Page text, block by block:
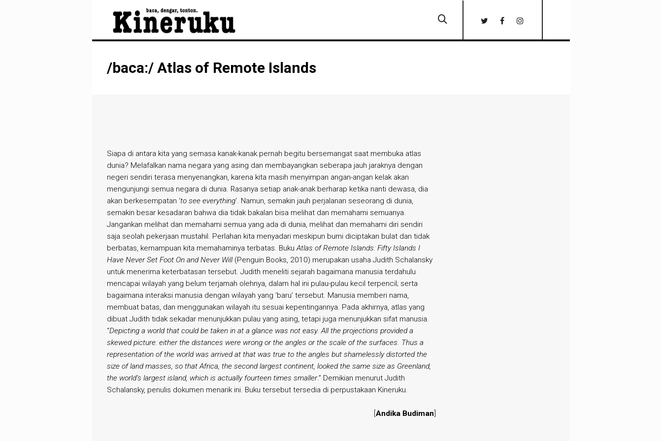
/baca:/ Atlas of Remote Islands
Siapa di antara kita yang semasa kanak-kanak pernah begitu bersemangat saat membuka atlas
dunia? Melafalkan nama negara yang asing dan membayangkan seberapa jauh jaraknya dengan
negeri sendiri terasa menyenangkan, karena kita masih menyimpan angan-angan kelak akan
mengunjungi semua negara di dunia. Rasanya setiap anak-anak berharap ketika nanti dewasa, dia
akan berkesempatan ‘to see everything‘. Namun, semakin jauh perjalanan seseorang di dunia,
semakin besar kesadaran bahwa dia tidak bakalan bisa melihat dan memahami semuanya.
Jangankan melihat dan memahami semua yang ada di dunia, melihat dan memahami diri sendiri
saja seolah pekerjaan mustahil. Perlahan kita menyadari meskipun bumi diciptakan bulat dan tidak
berbatas, kemampuan kita memahaminya terbatas. BukuAtlas of Remote Islands: Fifty Islands I
Have Never Set Foot On and Never Will(Penguin Books, 2010) merupakan usaha Judith Schalansky
untuk menerima keterbatasan tersebut. Judith meneliti sejarah bagaimana manusia terdahulu
mencapai wilayah yang belum terjamah olehnya, dalam hal ini pulau-pulau kecil terpencil; serta
bagaimana interaksi manusia dengan wilayah yang ‘baru’ tersebut. Manusia memberi nama,
membuat batas, dan menggunakan wilayah itu sesuai kepentingannya. Pada akhirnya, atlas yang
dibuat Judith tidak sekadar menunjukkan pulau yang asing, tetapi juga menunjukkan sifat manusia.
“Depicting a world that could be taken in at a glance was not easy. All the projections provided a
skewed picture: either the distances were wrong or the angles or the scale of the surfaces. Thus a
representation of the world was arrived at that was true to the angles but shamelessly distorted the
size of land masses, so that Africa, the second largest continent, looked the same size as Greenland,
the world’s largest island, which is actually fourteen times smaller.” Demikian menurut Judith
Schalansky, penulis dokumen menarik ini. Buku tersebut tersedia di perpustakaan Kineruku.
Andika Budiman